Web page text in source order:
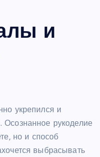
и
укрепился и
Осознанное рукоделие
но и способ
выбрасывать